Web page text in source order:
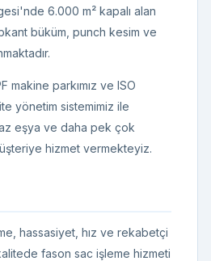
6.000 m² kapalı alan
büküm, punch kesim ve
makine parkımız ve ISO
yönetim sistemimiz ile
eşya ve daha pek çok
hizmet vermekteyiz.
hassasiyet, hız ve rekabetçi
fason sac işleme hizmeti